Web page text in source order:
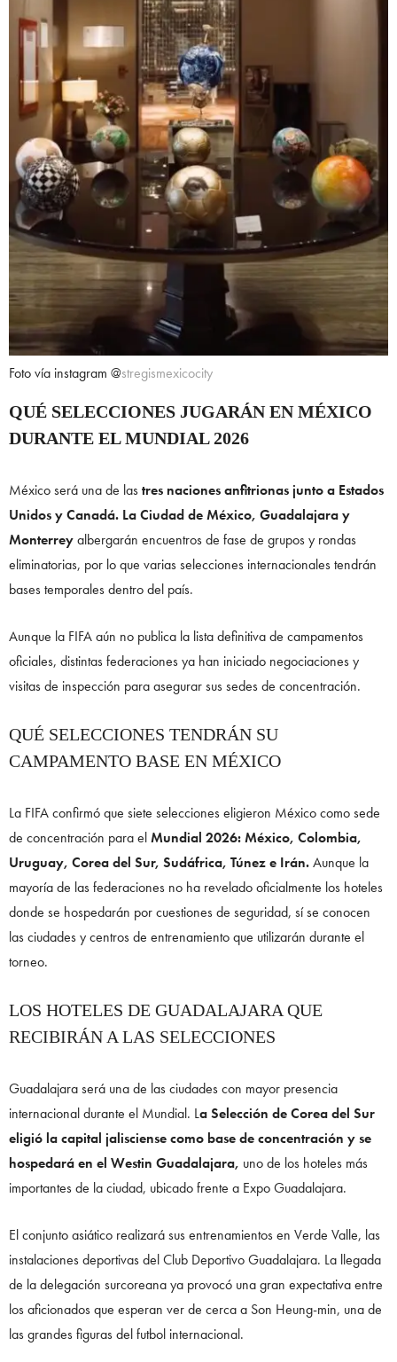
Foto vía instagram @stregismexicocity
QUÉ SELECCIONES JUGARÁN EN MÉXICO
DURANTE EL MUNDIAL 2026
México será una de lastres naciones anfitrionas junto a Estados
Unidos y Canadá. La Ciudad de México, Guadalajara y
Monterreyalbergarán encuentros de fase de grupos y rondas
eliminatorias, por lo que varias selecciones internacionales tendrán
bases temporales dentro del país.
Aunque la FIFA aún no publica la lista definitiva de campamentos
oficiales, distintas federaciones ya han iniciado negociaciones y
visitas de inspección para asegurar sus sedes de concentración.
QUÉ SELECCIONES TENDRÁN SU
CAMPAMENTO BASE EN MÉXICO
La FIFA confirmó que siete selecciones eligieron México como sede
de concentración para elMundial 2026: México, Colombia,
Uruguay, Corea del Sur, Sudáfrica, Túnez e Irán.Aunque la
mayoría de las federaciones no ha revelado oficialmente los hoteles
donde se hospedarán por cuestiones de seguridad, sí se conocen
las ciudades y centros de entrenamiento que utilizarán durante el
torneo.
LOS HOTELES DE GUADALAJARA QUE
RECIBIRÁN A LAS SELECCIONES
Guadalajara será una de las ciudades con mayor presencia
internacional durante el Mundial. La Selección de Corea del Sur
eligió la capital jalisciense como base de concentración y se
hospedará en el Westin Guadalajara, uno de los hoteles más
importantes de la ciudad, ubicado frente a Expo Guadalajara.
El conjunto asiático realizará sus entrenamientos en Verde Valle, las
instalaciones deportivas del Club Deportivo Guadalajara. La llegada
de la delegación surcoreana ya provocó una gran expectativa entre
los aficionados que esperan ver de cerca a Son Heung-min, una de
las grandes figuras del futbol internacional.